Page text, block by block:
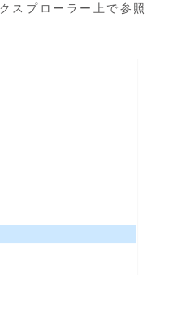
スプローラー上で参照